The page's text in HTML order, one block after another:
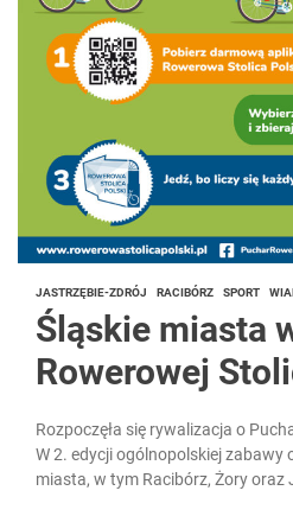
JASTRZĘBIE-ZDRÓJ RACIBÓRZ SPORT
Śląskie miasta
Rowerowej
Rozpoczęła się rywalizacja o
W 2. edycji ogólnopolskiej zabawy
miasta, w tym Racibórz, Żory oraz